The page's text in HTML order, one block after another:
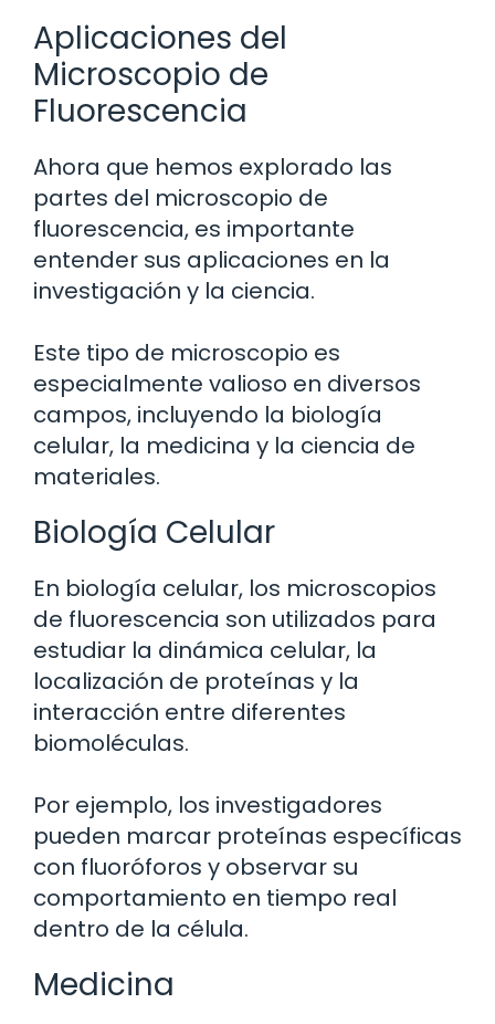
Aplicaciones del
Microscopio de
Fluorescencia
Ahora que hemos explorado las
partes del microscopio de
fluorescencia, es importante
entender sus aplicaciones en la
investigación y la ciencia.
Este tipo de microscopio es
especialmente valioso en diversos
campos, incluyendo la biología
celular, la medicina y la ciencia de
materiales.
Biología Celular
En biología celular, los microscopios
de fluorescencia son utilizados para
estudiar la dinámica celular, la
localización de proteínas y la
interacción entre diferentes
biomoléculas.
Por ejemplo, los investigadores
pueden marcar proteínas específicas
con fluoróforos y observar su
comportamiento en tiempo real
dentro de la célula.
Medicina